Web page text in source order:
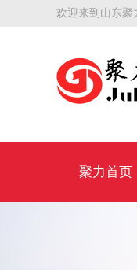
欢迎来到山东聚
聚力首页